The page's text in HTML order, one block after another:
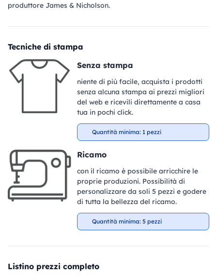
produttore James & Nicholson.
Tecniche di stampa
Senza stampa
niente di più facile, acquista i prodotti
senza alcuna stampa ai prezzi migliori
del web e ricevili direttamente a casa
tua in pochi click.
Quantità minima: 1 pezzi
Ricamo
con il ricamo è possibile arricchire le
proprie produzioni. Possibilità di
personalizzare da soli 5 pezzi e godere
di tutta la bellezza del ricamo.
Quantità minima: 5 pezzi
Listino prezzi completo